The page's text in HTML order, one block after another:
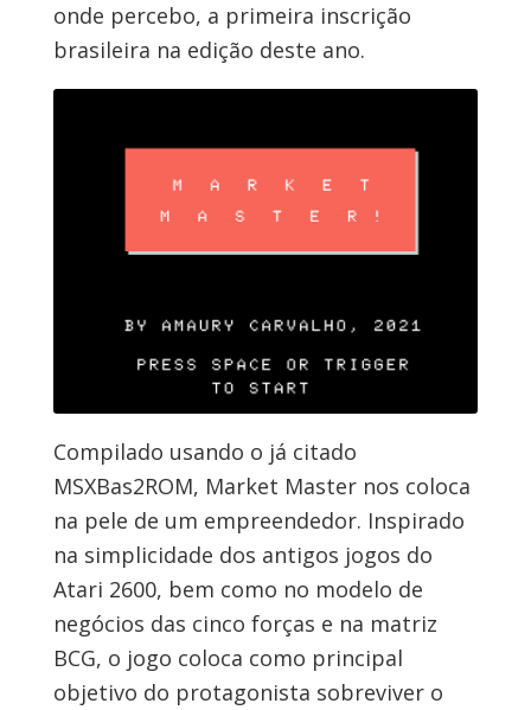
onde percebo, a primeira inscrição
brasileira na edição deste ano.
Compilado usando o já citado
MSXBas2ROM, Market Master nos coloca
na pele de um empreendedor. Inspirado
na simplicidade dos antigos jogos do
Atari 2600, bem como no modelo de
negócios das cinco forças e na matriz
BCG, o jogo coloca como principal
objetivo do protagonista sobreviver o